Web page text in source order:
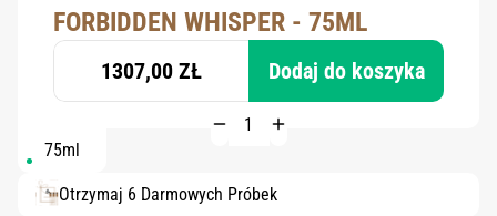
FORBIDDEN WHISPER - 75ML
1307,00 ZŁ Dodaj do koszyka
75ml
Otrzymaj 6 Darmowych Próbek